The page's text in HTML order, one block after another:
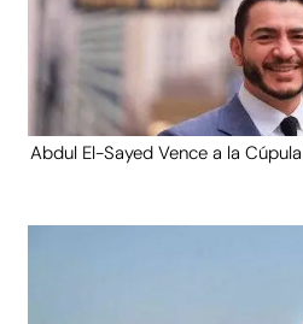
Abdul El-Sayed Vence a la